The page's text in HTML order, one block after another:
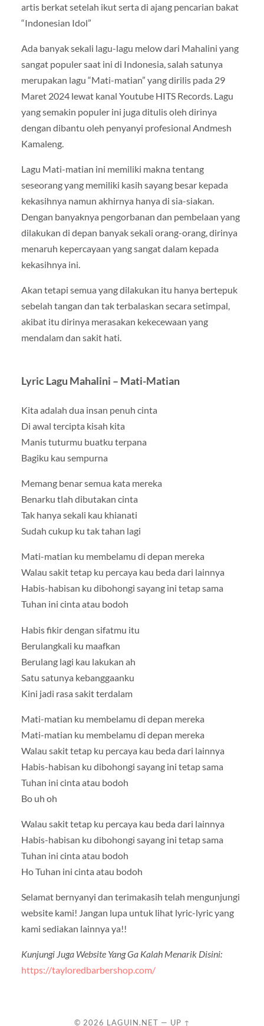
artis berkat setelah ikut serta di ajang pencarian bakat
“Indonesian Idol”
Ada banyak sekali lagu-lagu melow dari Mahalini yang
sangat populer saat ini di Indonesia, salah satunya
merupakan lagu “Mati-matian” yang dirilis pada 29
Maret 2024 lewat kanal Youtube HITS Records. Lagu
yang semakin populer ini juga ditulis oleh dirinya
dengan dibantu oleh penyanyi profesional Andmesh
Kamaleng.
Lagu Mati-matian ini memiliki makna tentang
seseorang yang memiliki kasih sayang besar kepada
kekasihnya namun akhirnya hanya di sia-siakan.
Dengan banyaknya pengorbanan dan pembelaan yang
dilakukan di depan banyak sekali orang-orang, dirinya
menaruh kepercayaan yang sangat dalam kepada
kekasihnya ini.
Akan tetapi semua yang dilakukan itu hanya bertepuk
sebelah tangan dan tak terbalaskan secara setimpal,
akibat itu dirinya merasakan kekecewaan yang
mendalam dan sakit hati.
Lyric Lagu Mahalini – Mati-Matian
Kita adalah dua insan penuh cinta
Di awal tercipta kisah kita
Manis tuturmu buatku terpana
Bagiku kau sempurna
Memang benar semua kata mereka
Benarku tlah dibutakan cinta
Tak hanya sekali kau khianati
Sudah cukup ku tak tahan lagi
Mati-matian ku membelamu di depan mereka
Walau sakit tetap ku percaya kau beda dari lainnya
Habis-habisan ku dibohongi sayang ini tetap sama
Tuhan ini cinta atau bodoh
Habis fikir dengan sifatmu itu
Berulangkali ku maafkan
Berulang lagi kau lakukan ah
Satu satunya kebanggaanku
Kini jadi rasa sakit terdalam
Mati-matian ku membelamu di depan mereka
Mati-matian ku membelamu di depan mereka
Walau sakit tetap ku percaya kau beda dari lainnya
Habis-habisan ku dibohongi sayang ini tetap sama
Tuhan ini cinta atau bodoh
Bo uh oh
Walau sakit tetap ku percaya kau beda dari lainnya
Habis-habisan ku dibohongi sayang ini tetap sama
Tuhan ini cinta atau bodoh
Ho Tuhan ini cinta atau bodoh
Selamat bernyanyi dan terimakasih telah mengunjungi
website kami! Jangan lupa untuk lihat lyric-lyric yang
kami sediakan lainnya ya!!
Kunjungi Juga Website Yang Ga Kalah Menarik Disini:
https://tayloredbarbershop.com/
© 2026 LAGUIN.NET — UP ↑